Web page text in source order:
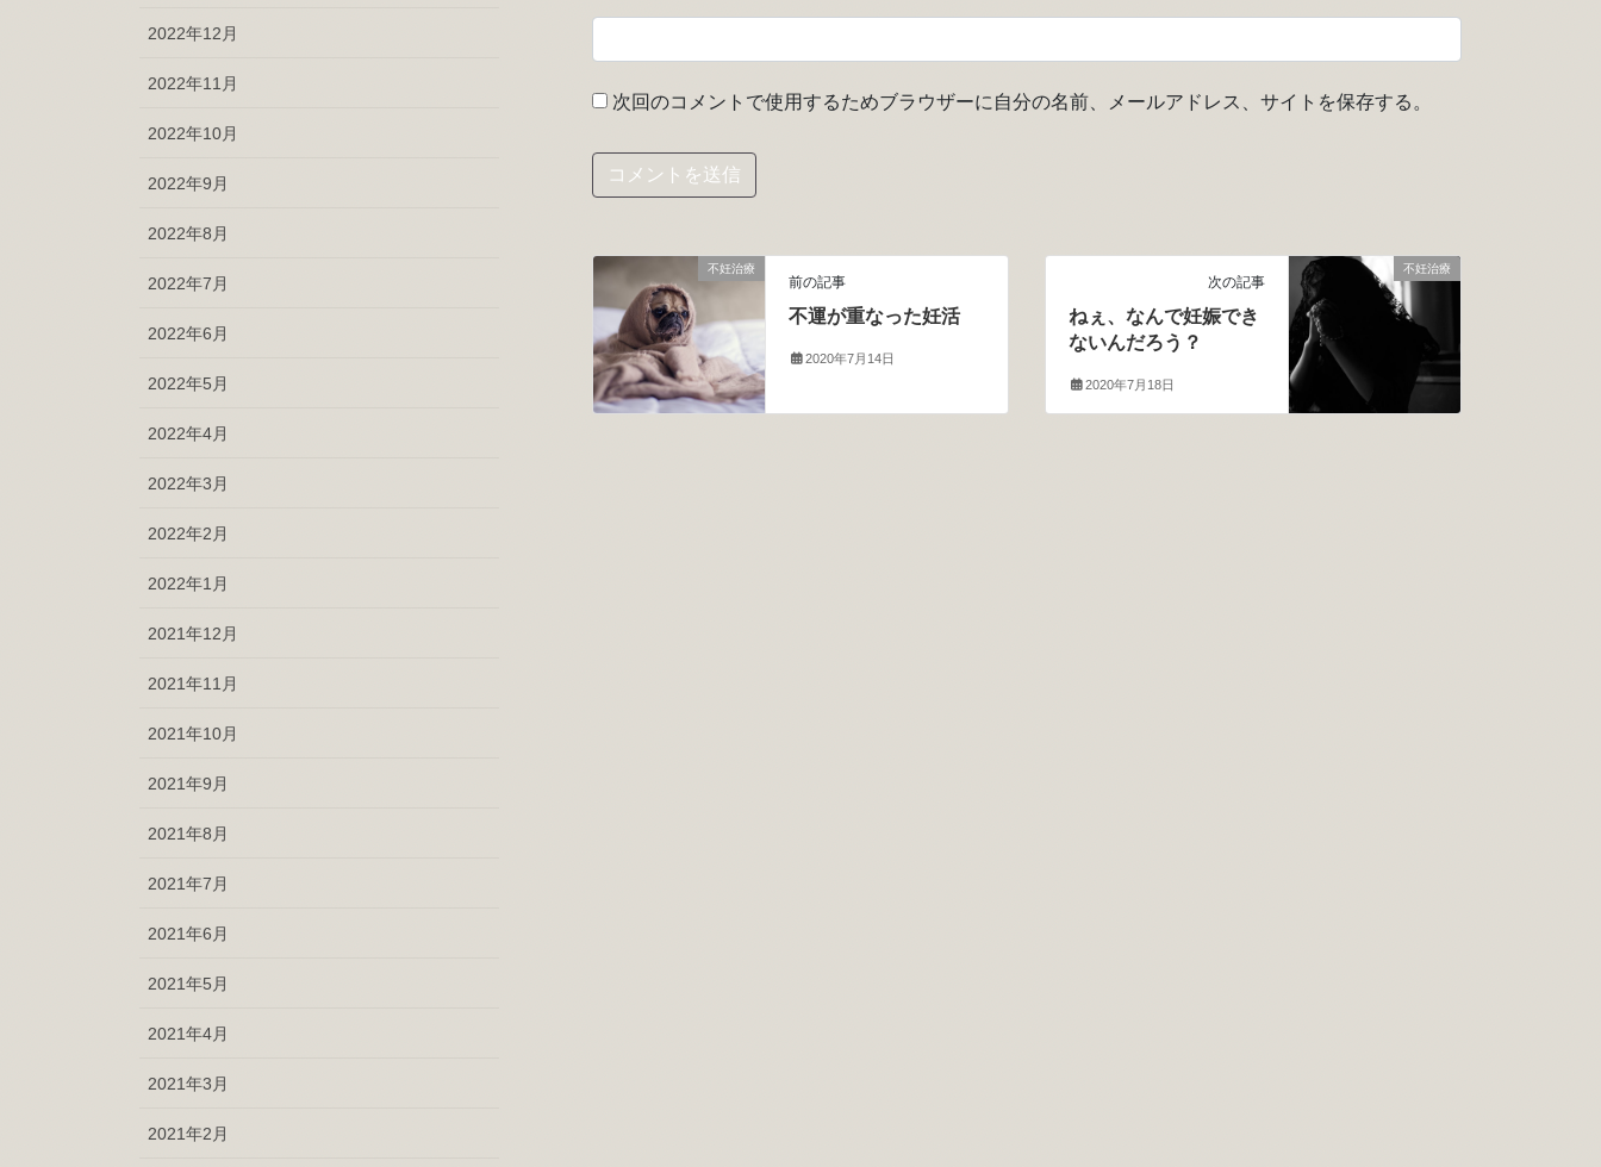
次回のコメントで使用するためブラウザーに自分の名前、メールアドレス、サイトを保存する。
不妊治療
前の記事
不運が重なった妊活
2020年7月14日
不妊治療
次の記事
ねぇ、なんで妊娠でき
ないんだろう？
2020年7月18日
2022年12月
2022年11月
2022年10月
2022年9月
2022年8月
2022年7月
2022年6月
2022年5月
2022年4月
2022年3月
2022年2月
2022年1月
2021年12月
2021年11月
2021年10月
2021年9月
2021年8月
2021年7月
2021年6月
2021年5月
2021年4月
2021年3月
2021年2月